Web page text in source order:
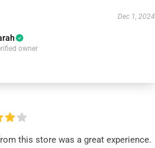
Dec 1, 2024
owner
this store was a great experience.